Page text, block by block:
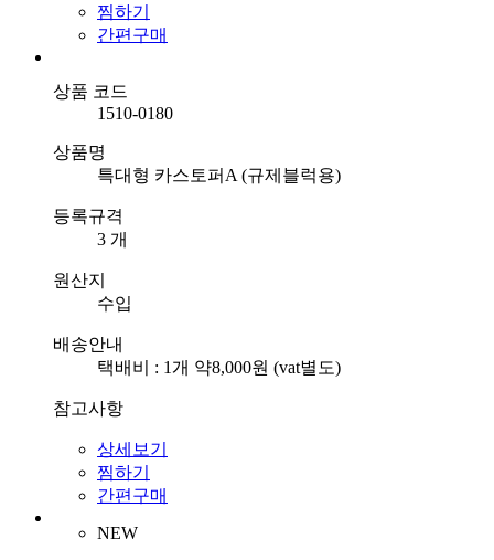
찜하기
간편구매
상품 코드
1510-0180
상품명
특대형 카스토퍼A (규제블럭용)
등록규격
3 개
원산지
수입
배송안내
택배비 : 1개 약8,000원 (vat별도)
참고사항
상세보기
찜하기
간편구매
NEW